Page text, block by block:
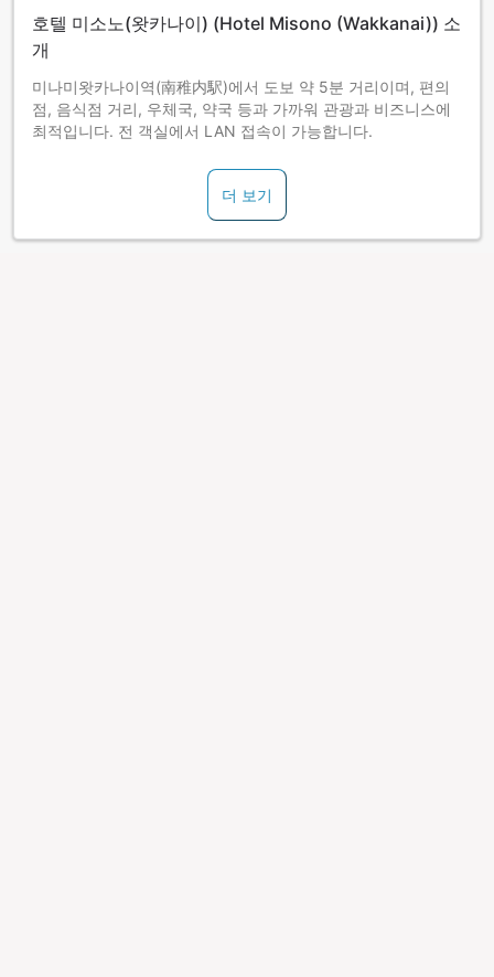
호텔 미소노(왓카나이) (Hotel Misono (Wakkanai)) 소
개
미나미왓카나이역(南稚内駅)에서 도보 약 5분 거리이며, 편의
점, 음식점 거리, 우체국, 약국 등과 가까워 관광과 비즈니스에
최적입니다. 전 객실에서 LAN 접속이 가능합니다.
더 보기